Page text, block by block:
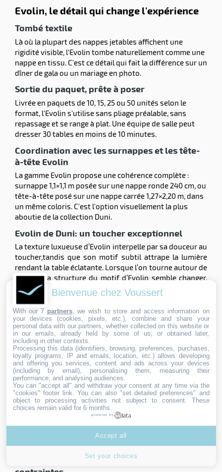
Evolin, le détail qui change l'expérience
Tombé textile
Là où la plupart des nappes jetables affichent une
rigidité visible, l'Evolin tombe naturellement comme une
nappe en tissu. C'est ce détail qui fait la différence sur un
dîner de gala ou un mariage en photo.
Sortie du paquet, prête à poser
Livrée en paquets de 10, 15, 25 ou 50 unités selon le
format, l'Evolin s'utilise sans pliage préalable, sans
repassage et se range à plat. Une équipe de salle peut
dresser 30 tables en moins de 10 minutes.
Coordination avec les surnappes et les tête-
à-tête Evolin
La gamme Evolin propose une cohérence complète :
surnappe 1,1×1,1 m posée sur une nappe ronde 240 cm, ou
tête-à-tête posé sur une nappe carrée 1,27×2,20 m, dans
un même coloris. C'est l'option visuellement la plus
aboutie de la collection Duni.
Evolin de Duni: un toucher exceptionnel
La texture luxueuse d’Evolin interpelle par sa douceur au
toucher,tandis que son motif subtil attrape la lumière
rendant la table éclatante. Lorsque l’on tourne autour de
la table, la structure du motif d’Evolin semble changer.
Une nappe qui ne cessera de vous surprendre, en
dressant vos tables ou simplement en le touchant, et
même en observant la réaction de vos clients qui le
découvrent.
Evolin de Duni c'est aussi oser des choix de
coloris
Faites impression avec des nappes foncées toujours
parfaites !
Dans le domaine de l’art de la table, les nappes sombres
sont en vogue mais en tissu, l’offre est mince. En effet,
elles s’usent et se ternissent vite… Evolin vous donne
l’opportunité de dresser vos tables avec des nappes
pour le dîner, ou pour certaines occasions particulières
sans investissement supplémentaire
Evolin plus d'élégance et moins de
Bienvenue chez Voussert
With our 7 partners , we wish to store and access information on
your devices (cookies, pixels, etc.), combine and share your
personal data with our partners, whether collected on this website or
in our emails, already held by some of us, or obtained later,
including in other contexts.
Processing this data (identifiers, browsing, preferences, purchases,
loyalty programs, IP and emails, location, etc.) allows developing
and offering you services, content and ads across your devices
(including by email), personalising them, measuring their
performance, and analysing audiences.
You can "accept all" and withdraw your consent at any time via the
"cookies" footer link . You can also "set detailed preferences" and
object to processing activities not subject to consent. These
choices remain valid for 6 months.
powered by
Set your choices
Accept all